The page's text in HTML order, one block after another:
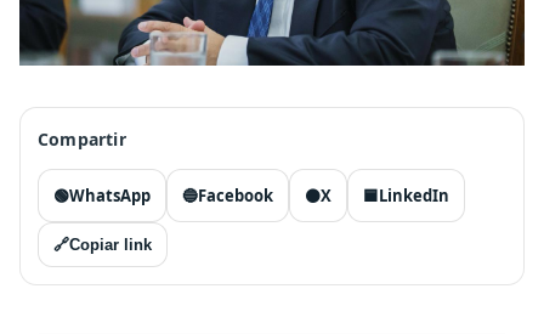
Compartir
🟢WhatsApp 🔵Facebook ⚫X 🟦LinkedIn
🔗Copiar link